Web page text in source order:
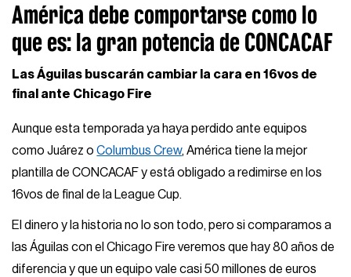
América debe comportarse como lo
que es: la gran potencia de CONCACAF
Las Águilas buscarán cambiar la cara en 16vos de
final ante Chicago Fire
Aunque esta temporada ya haya perdido ante equipos
como Juárez oColumbus Crew, América tiene la mejor
plantilla de CONCACAF y está obligado a redimirse en los
16vos de final de la League Cup.
El dinero y la historia no lo son todo, pero si comparamos a
las Águilas con el Chicago Fire veremos que hay 80 años de
diferencia y que un equipo vale casi 50 millones de euros